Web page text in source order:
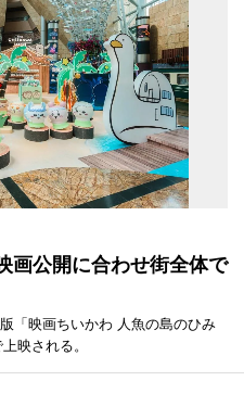
画公開に合わせ街全体で
「映画ちいかわ 人魚の島のひみ
映される。